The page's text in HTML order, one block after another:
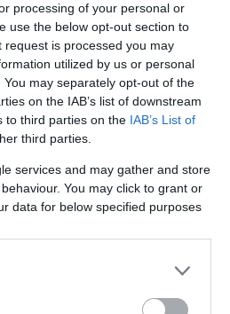
processing of your personal or
use the below opt-out section to
is processed you may
utilized by us or personal
may separately opt-out of the
on the IAB’s list of downstream
to third parties on the IAB’s List of
third parties.
services and may gather and store
You may click to grant or
data for below specified purposes
sito o
NECROLOGIE